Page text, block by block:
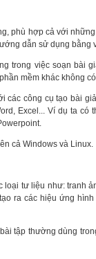
phù hợp cả với
dẫn sử dụng bằng
trong việc soạn bài
mềm khác không
các công cụ tạo bài
Excel... Ví dụ ta có
cả Windows và Linux.
tư liệu như: tranh
ra các hiệu ứng
tập thường dùng